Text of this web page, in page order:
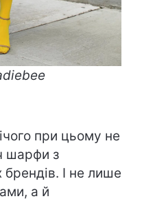
при цьому не
шарфи з
І не лише
а й